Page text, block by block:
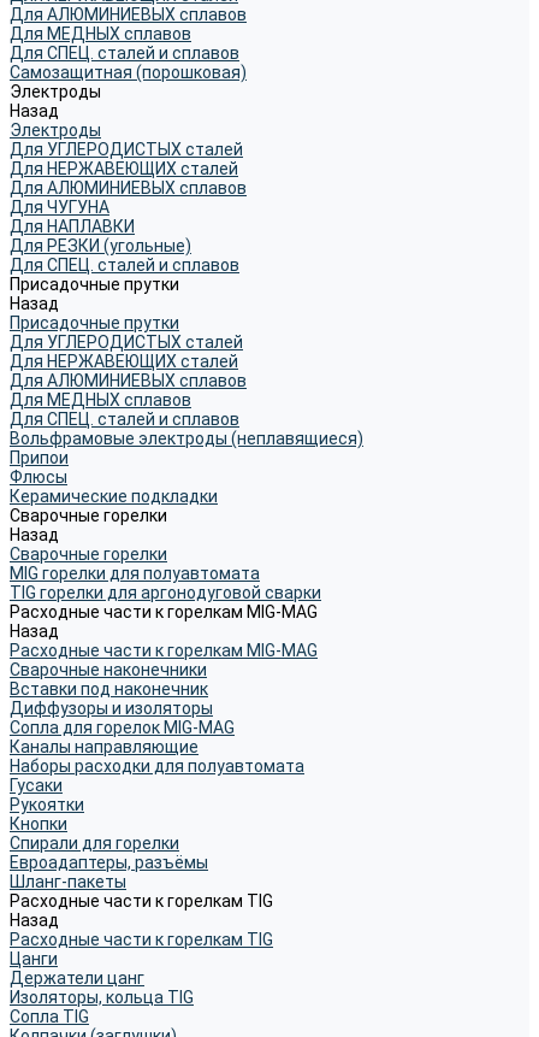
Для АЛЮМИНИЕВЫХ сплавов
Для МЕДНЫХ сплавов
Для СПЕЦ. сталей и сплавов
Самозащитная (порошковая)
Электроды
Назад
Электроды
Для УГЛЕРОДИСТЫХ сталей
Для НЕРЖАВЕЮЩИХ сталей
Для АЛЮМИНИЕВЫХ сплавов
Для ЧУГУНА
Для НАПЛАВКИ
Для РЕЗКИ (угольные)
Для СПЕЦ. сталей и сплавов
Присадочные прутки
Назад
Присадочные прутки
Для УГЛЕРОДИСТЫХ сталей
Для НЕРЖАВЕЮЩИХ сталей
Для АЛЮМИНИЕВЫХ сплавов
Для МЕДНЫХ сплавов
Для СПЕЦ. сталей и сплавов
Вольфрамовые электроды (неплавящиеся)
Припои
Флюсы
Керамические подкладки
Сварочные горелки
Назад
Сварочные горелки
MIG горелки для полуавтомата
TIG горелки для аргонодуговой сварки
Расходные части к горелкам MIG-MAG
Назад
Расходные части к горелкам MIG-MAG
Сварочные наконечники
Вставки под наконечник
Диффузоры и изоляторы
Сопла для горелок MIG-MAG
Каналы направляющие
Наборы расходки для полуавтомата
Гусаки
Рукоятки
Кнопки
Спирали для горелки
Евроадаптеры, разъёмы
Шланг-пакеты
Расходные части к горелкам TIG
Назад
Расходные части к горелкам TIG
Цанги
Держатели цанг
Изоляторы, кольца TIG
Сопла TIG